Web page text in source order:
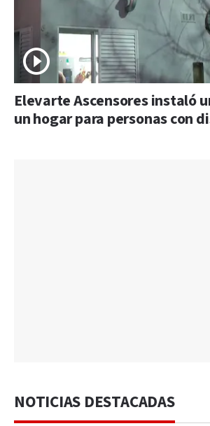
Elevarte Ascensores instaló
un hogar para personas con
NOTICIAS DESTACADAS